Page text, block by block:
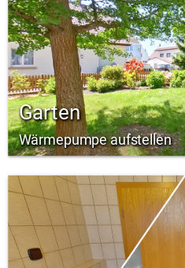
Garten
Wärmepumpe aufstellen